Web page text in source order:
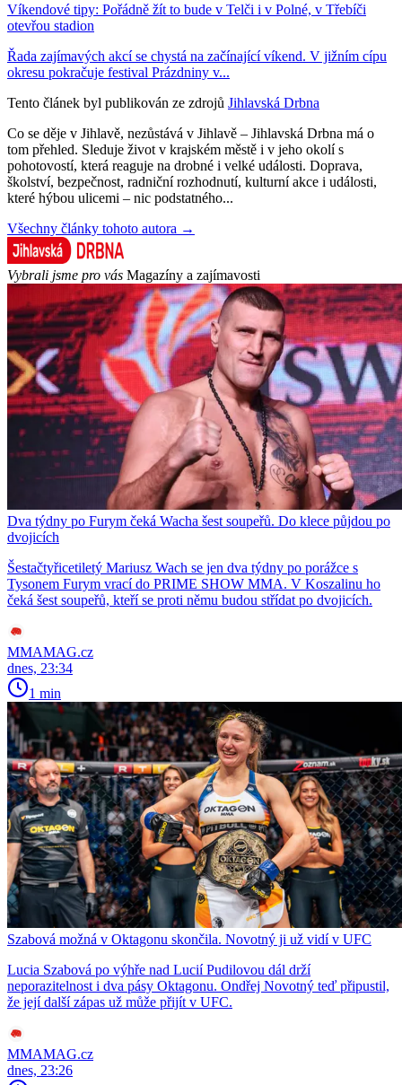
Víkendové tipy: Pořádně žít to bude v Telči i v Polné, v Třebíči
otevřou stadion
Řada zajímavých akcí se chystá na začínající víkend. V jižním cípu
okresu pokračuje festival Prázdniny v...
Tento článek byl publikován ze zdrojů Jihlavská Drbna
Co se děje v Jihlavě, nezůstává v Jihlavě – Jihlavská Drbna má o
tom přehled. Sleduje život v krajském městě i v jeho okolí s
pohotovostí, která reaguje na drobné i velké události. Doprava,
školství, bezpečnost, radniční rozhodnutí, kulturní akce i události,
které hýbou ulicemi – nic podstatného...
Všechny články tohoto autora →
Vybrali jsme pro vás Magazíny a zajímavosti
Dva týdny po Furym čeká Wacha šest soupeřů. Do klece půjdou po
dvojicích
Šestačtyřicetiletý Mariusz Wach se jen dva týdny po porážce s
Tysonem Furym vrací do PRIME SHOW MMA. V Koszalinu ho
čeká šest soupeřů, kteří se proti němu budou střídat po dvojicích.
MMAMAG.cz
dnes, 23:34
1 min
Szabová možná v Oktagonu skončila. Novotný ji už vidí v UFC
Lucia Szabová po výhře nad Lucií Pudilovou dál drží
neporazitelnost i dva pásy Oktagonu. Ondřej Novotný teď připustil,
že její další zápas už může přijít v UFC.
MMAMAG.cz
dnes, 23:26